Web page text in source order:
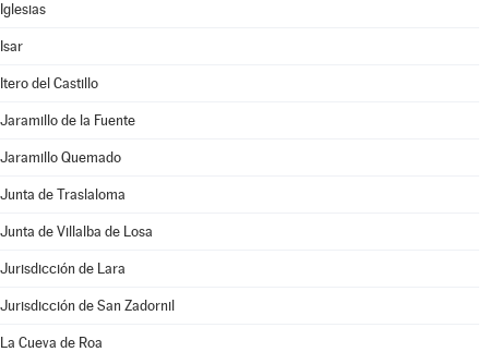
Iglesias
Isar
Itero del Castillo
Jaramillo de la Fuente
Jaramillo Quemado
Junta de Traslaloma
Junta de Villalba de Losa
Jurisdicción de Lara
Jurisdicción de San Zadornil
La Cueva de Roa